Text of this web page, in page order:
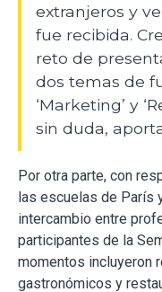
extranjeros y
fue recibida.
reto de
dos temas de
‘Marketing’ y
sin duda,
Por otra parte, con
las escuelas de París
intercambio entre
participantes de la
momentos incluyeron
gastronómicos y